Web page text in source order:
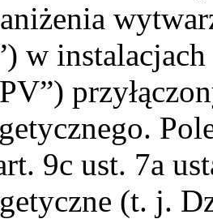
w
9c ust. 7a
(t. j.